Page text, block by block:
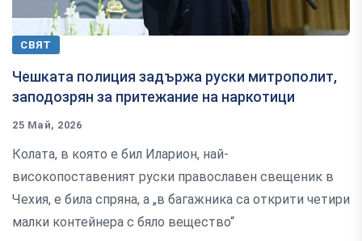
СВЯТ
Чешката полиция задържа руски митрополит,
заподозрян за притежание на наркотици
25 Май, 2026
Колата, в която е бил Иларион, най-
високопоставеният руски православен свещеник в
Чехия, е била спряна, а „в багажника са открити четири
малки контейнера с бяло вещество“